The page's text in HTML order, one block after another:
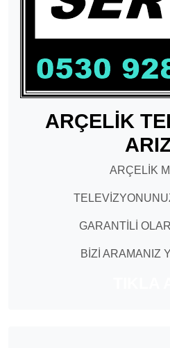
ARÇELİK
ARÇELİK
GARANTİLİ
BİZİ ARAMANIZ